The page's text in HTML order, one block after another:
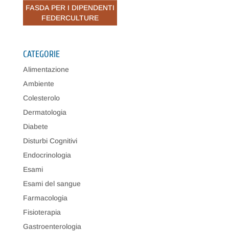
FASDA PER I DIPENDENTI
FEDERCULTURE
CATEGORIE
Alimentazione
Ambiente
Colesterolo
Dermatologia
Diabete
Disturbi Cognitivi
Endocrinologia
Esami
Esami del sangue
Farmacologia
Fisioterapia
Gastroenterologia